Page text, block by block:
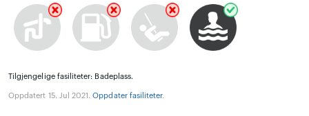
Tilgjengelige fasiliteter: Badeplass.
Oppdatert 15. Jul 2021.Oppdater fasiliteter.